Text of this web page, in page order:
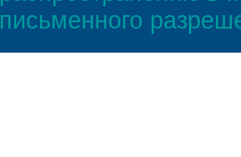
письменного